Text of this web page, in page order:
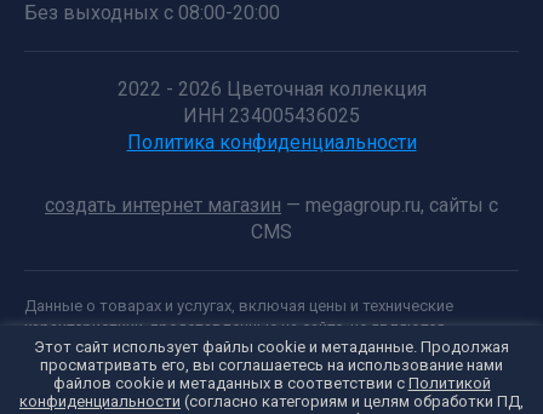
Внимание!
Уважаемые розоводы!Каталог на осень 2026 года открыт!
Без выходных с 08:00-20:00
2022 - 2026 Цветочная коллекция
ИНН 234005436025
Политика конфиденциальности
создать интернет магазин — megagroup.ru, сайты с
CMS
Данные о товарах и услугах, включая цены и технические
характеристики, представленные на сайте, не являются
публичной офертой, определяемой положениями Статьи 437 (2)
ГК РФ, а носят исключительно информационный характер. Для
получения точной информации о наличии и стоимости товара,
Этот сайт использует файлы cookie и метаданные. Продолжая
просматривать его, вы соглашаетесь на использование нами
файлов cookie и метаданных в соответствии с Политикой
конфиденциальности (согласно категориям и целям обработки ПД,